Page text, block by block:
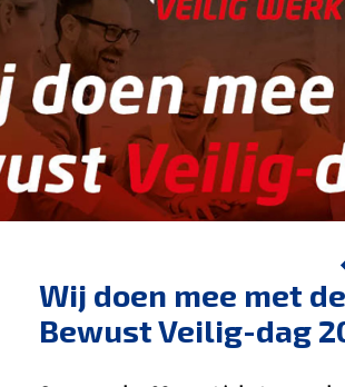
mvo
leerbedrijf
magazines
projecten
contact
downloads
Wij doen mee met de
Bewust Veilig-dag